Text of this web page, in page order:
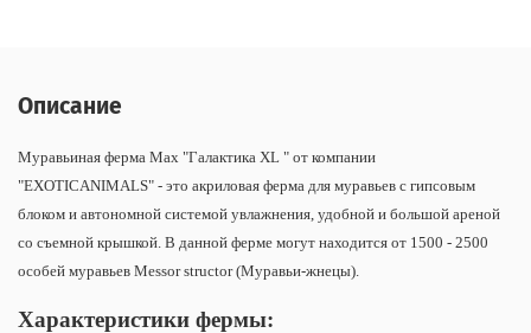
Описание
Муравьиная ферма Max "Галактика XL " от компании
"EXOTICANIMALS" - это акриловая ферма для муравьев с гипсовым
блоком и автономной системой увлажнения, удобной и большой ареной
со съемной крышкой. В данной ферме могут находится от 1500 - 2500
особей муравьев Messor structor (Муравьи-жнецы).
Характеристики фермы: